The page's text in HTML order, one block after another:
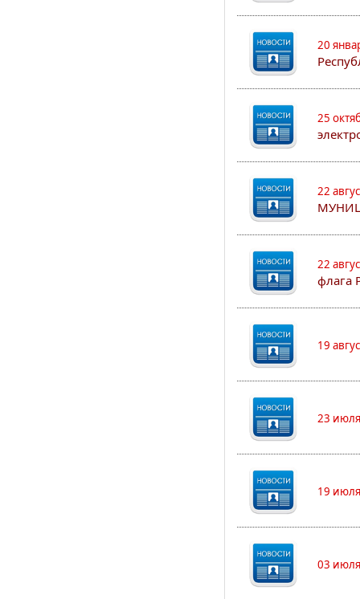
20
25
22
22
флага
19
23
19
03